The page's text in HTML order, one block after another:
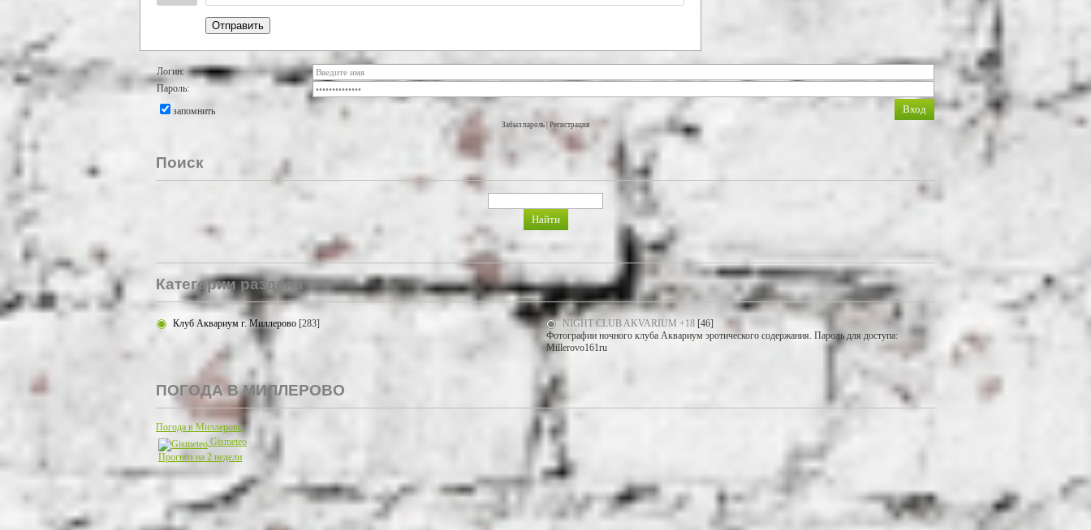
Отправить
Логин:
Пароль:
запомнить
Забыл пароль Регистрация
Поиск
Категории раздела
Клуб Аквариум г. Миллерово [283] NIGHT CLUB AKVARIUM +18 [46]
Фотографии ночного клуба Аквариум эротического содержания. Пароль для доступа:
Millerovo161ru
ПОГОДА В МИЛЛЕРОВО
Погода в Миллерово
Gismeteo
Прогноз на 2 недели